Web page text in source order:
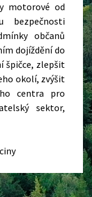
motorové od
bezpečnosti
občanů
dojíždění do
špičce, zlepšit
okolí, zvýšit
centra pro
sektor,